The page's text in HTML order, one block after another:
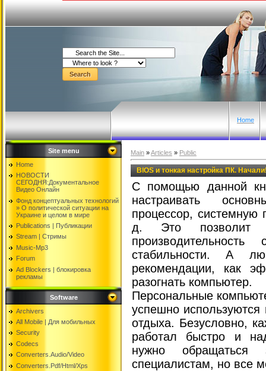
Home
Site menu
Home
НОВОСТИ
СЕГОДНЯ:Документальнoе
Видео Oнлайн
Фонд концептуальных технологий
» O политической ситуации на
Украине и целом в мире
Publications | Публикации
Stream | Стримы
Music-Mp3
Forum
Ad Blockers | блокировкa
рекламы
Software
Archivers
All Mobile | Для мобильных
Security
Codecs
Converters.Audio/Video
Converters.Pdf/Html/Xps
Main »Articles » Public
BIOS и тонкая настройка ПК.
С помощью данной
настраивать
процессор, системную
д. Это позволит
стабильности. А
рекомендации, как
разогнать компьютер.
Персональные
успешно
отдыха. Безусловно,
работал быстро и
нужно
специалистам, но все